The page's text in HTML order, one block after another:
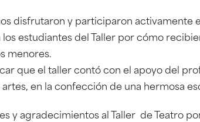
disfrutaron y participaron activamente
los estudiantes del Taller por cómo
menores.
que el taller contó con el apoyo del
en la confección de una hermosa
y agradecimientos al Taller de Teatro